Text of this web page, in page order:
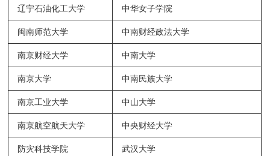
辽宁石油化工大学 中华女子学院
闽南师范大学 中南财经政法大学
南京财经大学 中南大学
南京大学 中南民族大学
南京工业大学 中山大学
南京航空航天大学 中央财经大学
防灾科技学院 武汉大学